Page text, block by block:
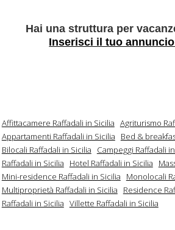
Hai una struttura per
Inserisci il tuo annuncio
Affittacamere Raffadali in Sicilia Agriturismo
Appartamenti Raffadali in Sicilia
Bed &
Bilocali Raffadali in Sicilia
Campeggi Raffadali
Raffadali in Sicilia
Hotel Raffadali in Sicilia
Mini-residence Raffadali in Sicilia
Monolocali
Multiproprietà Raffadali in Sicilia
Residence
Raffadali in Sicilia Villette Raffadali in Sicilia